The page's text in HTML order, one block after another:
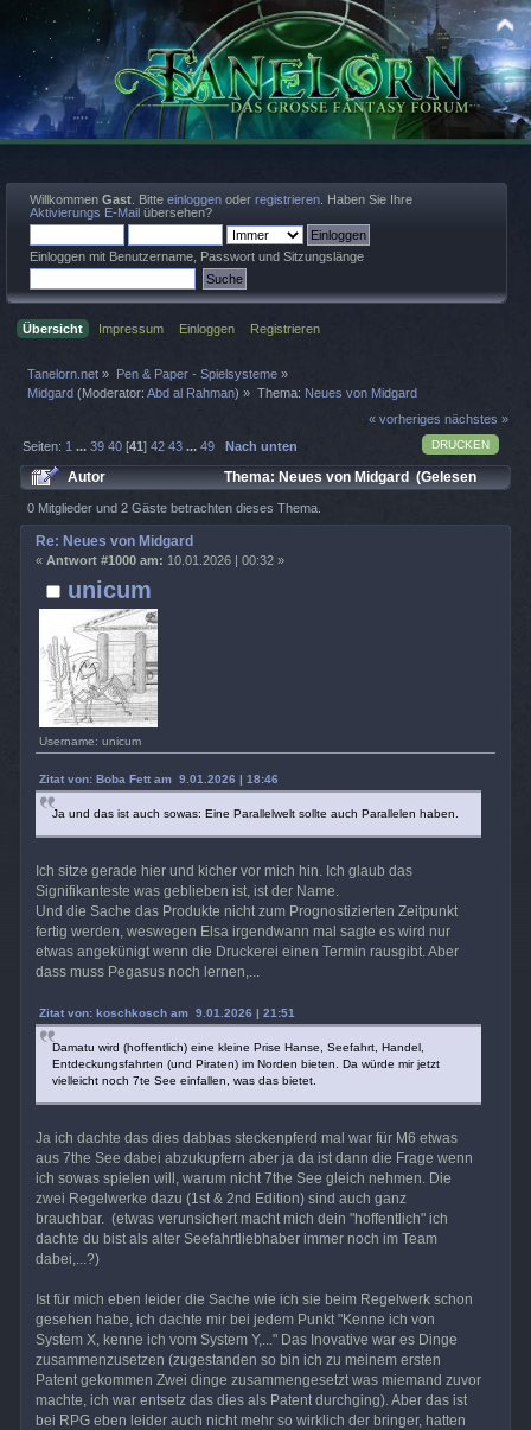
Willkommen Gast . Bitte einloggen oder registrieren . Haben Sie Ihre
Aktivierungs E-Mail übersehen?
Einloggen mit Benutzername, Passwort und Sitzungslänge
Übersicht Impressum Einloggen Registrieren
Tanelorn.net » Pen & Paper - Spielsysteme»
Midgard (Moderator:Abd al Rahman) » Thema: Neues von Midgard
« vorheriges nächstes »
DRUCKEN
Seiten: 1 ...39 40 [41]42 43 ...49 Nach unten
Autor
Thema: Neues von Midgard (Gelesen
246913 mal)
0 Mitglieder und 2 Gäste betrachten dieses Thema.
unicum
Username: unicum
Re: Neues von Midgard
« Antwort #1000 am: 10.01.2026 | 00:32 »
Zitat von: Boba Fett am 9.01.2026 | 18:46
Ja und das ist auch sowas: Eine Parallelwelt sollte auch Parallelen haben.
Ich sitze gerade hier und kicher vor mich hin. Ich glaub das
Signifikanteste was geblieben ist, ist der Name.
Und die Sache das Produkte nicht zum Prognostizierten Zeitpunkt
fertig werden, weswegen Elsa irgendwann mal sagte es wird nur
etwas angekünigt wenn die Druckerei einen Termin rausgibt. Aber
dass muss Pegasus noch lernen,...
Zitat von: koschkosch am 9.01.2026 | 21:51
Damatu wird (hoffentlich) eine kleine Prise Hanse, Seefahrt, Handel,
Entdeckungsfahrten (und Piraten) im Norden bieten. Da würde mir jetzt
vielleicht noch 7te See einfallen, was das bietet.
Ja ich dachte das dies dabbas steckenpferd mal war für M6 etwas
aus 7the See dabei abzukupfern aber ja da ist dann die Frage wenn
ich sowas spielen will, warum nicht 7the See gleich nehmen. Die
zwei Regelwerke dazu (1st & 2nd Edition) sind auch ganz
brauchbar. (etwas verunsichert macht mich dein "hoffentlich" ich
dachte du bist als alter Seefahrtliebhaber immer noch im Team
dabei,...?)
Ist für mich eben leider die Sache wie ich sie beim Regelwerk schon
gesehen habe, ich dachte mir bei jedem Punkt "Kenne ich von
System X, kenne ich vom System Y,..." Das Inovative war es Dinge
zusammenzusetzen (zugestanden so bin ich zu meinem ersten
Patent gekommen Zwei dinge zusammengesetzt was miemand zuvor
machte, ich war entsetz das dies als Patent durchging). Aber das ist
bei RPG eben leider auch nicht mehr so wirklich der bringer, hatten